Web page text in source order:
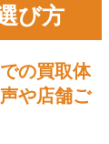
び方
の買取体
や店舗ご